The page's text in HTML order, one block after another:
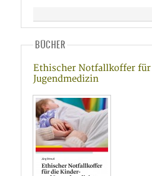
BÜCHER
Ethischer Notfallkoffer
Jugendmedizin